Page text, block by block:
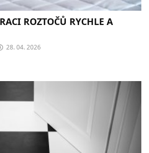
ROZTOČŮ RYCHLE A
28. 04. 2026